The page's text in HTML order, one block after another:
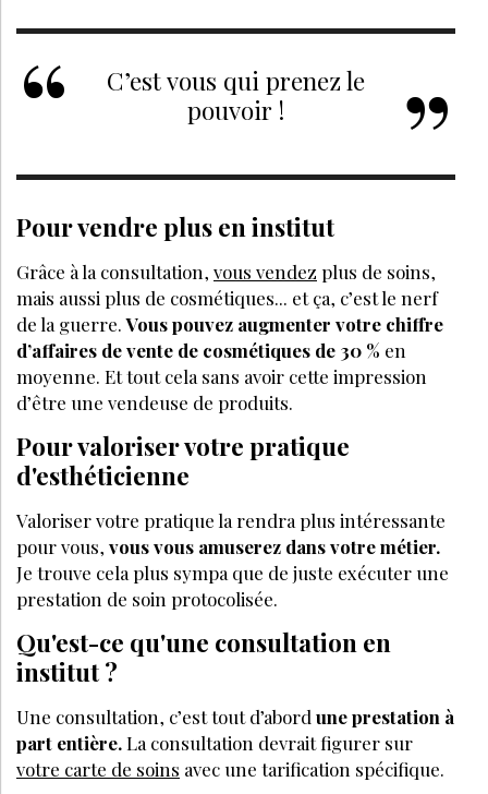
C’est vous qui prenez le
pouvoir !
Pour vendre plus en institut
Grâce à la consultation, vous vendez plus de soins,
mais aussi plus de cosmétiques... et ça, c’est le nerf
de la guerre.Vous pouvez augmenter votre chiffre
d’affaires de vente de cosmétiques de 30 % en
moyenne. Et tout cela sans avoir cette impression
d’être une vendeuse de produits.
Pour valoriser votre pratique
d'esthéticienne
Valoriser votre pratique la rendra plus intéressante
pour vous, vous vous amuserez dans votre métier.
Je trouve cela plus sympa que de juste exécuter une
prestation de soin protocolisée.
Qu'est-ce qu'une consultation en
institut ?
Une consultation, c’est tout d’abord une prestation à
part entière.La consultation devrait figurer sur
votre carte de soins avec une tarification spécifique.